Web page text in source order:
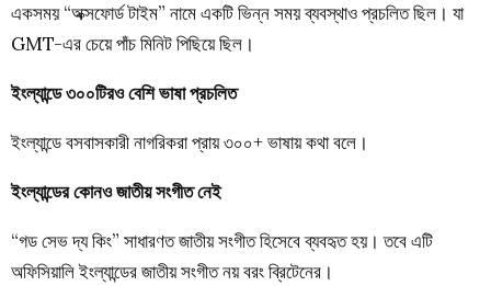
একসময় “অক্সফোর্ড টাইম” নামে একটি ভিন্ন সময় ব্যবস্থাও প্রচলিত ছিল। যা
GMT-এর চেয়ে পাঁচ মিনিট পিছিয়ে ছিল।
ইংল্যান্ডে ৩০০টিরও বেশি ভাষা প্রচলিত
ইংল্যান্ডে বসবাসকারী নাগরিকরা প্রায় ৩০০+ ভাষায় কথা বলে।
ইংল্যান্ডের কোনও জাতীয় সংগীত নেই
“গড সেভ দ্য কিং” সাধারণত জাতীয় সংগীত হিসেবে ব্যবহৃত হয়। তবে এটি
অফিসিয়ালি ইংল্যান্ডের জাতীয় সংগীত নয় বরং ব্রিটেনের।